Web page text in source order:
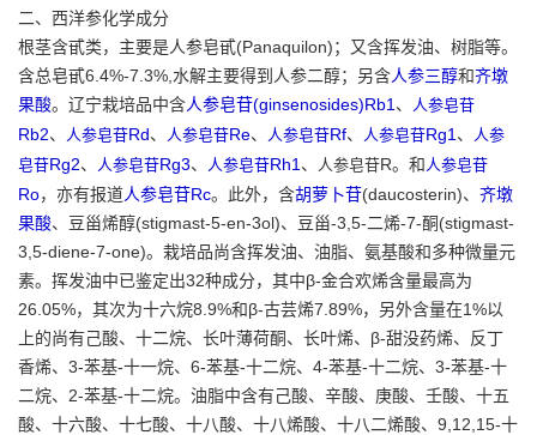
二、西洋参化学成分
根茎含甙类，主要是人参皂甙(Panaquilon)；又含挥发油、树脂等。
含总皂甙6.4%-7.3%,水解主要得到人参二醇；另含人参三醇和齐墩
果酸。辽宁栽培品中含人参皂苷(ginsenosides)Rb1 、 人参皂苷
Rb2、 人参皂苷Rd、 人参皂苷Re、 人参皂苷Rf、 人参皂苷Rg1 、
人参
皂苷Rg2、 人参皂苷Rg3、 人参皂苷Rh1 、 人参皂苷R。和 人参皂苷
Ro，亦有报道人参皂苷Rc。此外，含胡萝卜苷(daucosterin)、 齐墩
果酸、豆甾烯醇(stigmast-5-en-3ol)、豆甾-3,5-二烯-7-酮(stigmast-
3,5-diene-7-one)。栽培品尚含挥发油、油脂、氨基酸和多种微量元
素。挥发油中已鉴定出32种成分，其中β-金合欢烯含量最高为
26.05%，其次为十六烷8.9%和β-古芸烯7.89%，另外含量在1%以
上的尚有己酸、十二烷、长叶薄荷酮、长叶烯、β-甜没药烯、反丁
香烯、3-苯基-十一烷、6-苯基-十二烷、4-苯基-十二烷、3-苯基-十
二烷、2-苯基-十二烷。油脂中含有己酸、辛酸、庚酸、壬酸、十五
酸、十六酸、十七酸、十八酸、十八烯酸、十八二烯酸、9,12,15-十